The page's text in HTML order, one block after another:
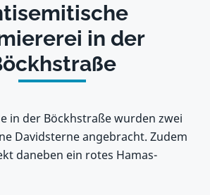
in der
in der Böckhstraße wurden zwei
Davidsterne angebracht. Zudem
daneben ein rotes Hamas-